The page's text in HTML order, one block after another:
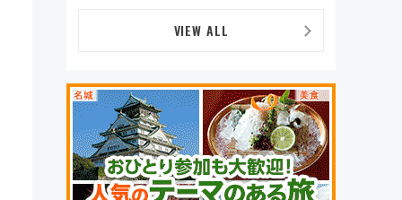
オも認める『2026年に訪れ
るべき世界の旅先』
VIEW ALL